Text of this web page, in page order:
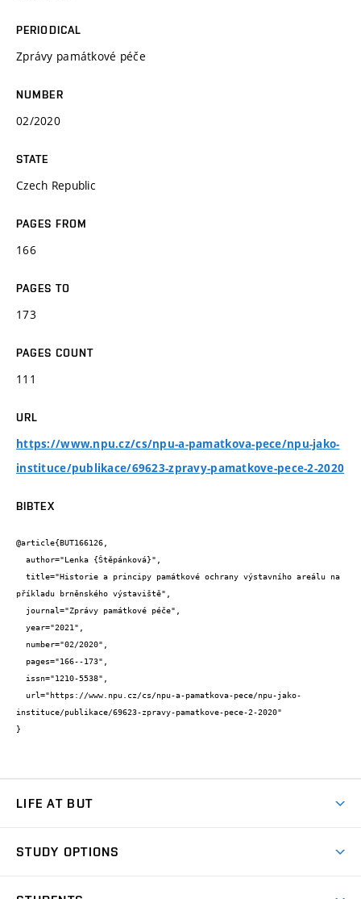
PERIODICAL
Zprávy památkové péče
NUMBER
02/2020
STATE
Czech Republic
PAGES FROM
166
PAGES TO
173
PAGES COUNT
111
URL
https://www.npu.cz/cs/npu-a-pamatkova-pece/npu-jako-
instituce/publikace/69623-zpravy-pamatkove-pece-2-2020
BIBTEX
@article{BUT166126,
příkladu brněnského výstaviště",
instituce/publikace/69623-zpravy-pamatkove-pece-2-2020"
}
LIFE AT BUT
Dormitories
STUDY OPTIONS